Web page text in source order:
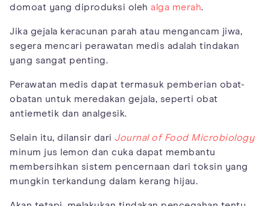
domoat yang diproduksi oleh alga merah.
Jika gejala keracunan parah atau mengancam jiwa,
segera mencari perawatan medis adalah tindakan
yang sangat penting.
Perawatan medis dapat termasuk pemberian obat-
obatan untuk meredakan gejala, seperti obat
antiemetik dan analgesik.
Selain itu, dilansir dari Journal of Food Microbiology
minum jus lemon dan cuka dapat membantu
membersihkan sistem pencernaan dari toksin yang
mungkin terkandung dalam kerang hijau.